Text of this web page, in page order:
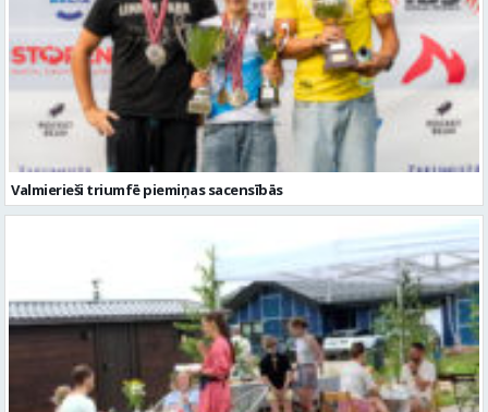
Valmierieši triumfē piemiņas sacensībās